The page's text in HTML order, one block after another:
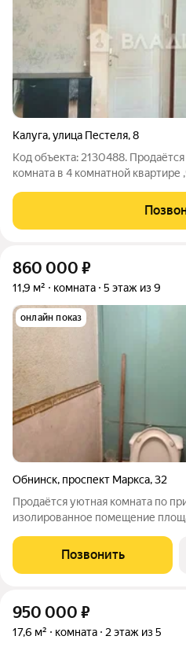
Калуга,улица Пестеля,8
Код объекта: 2130488.
комната в 4 комнатной
выгодное предложение для тех,
хорошем районе.
860 000 ₽
11,9 м² комната 5 этаж из 9
онлайн показ
Обнинск, проспект Маркса,32
Продаётся уютная комната по
изолированное помещение
девятиэтажного дома. Комната
проживанию, оснащена
Позвонить
950 000 ₽
17,6 м² комната 2 этаж из 5